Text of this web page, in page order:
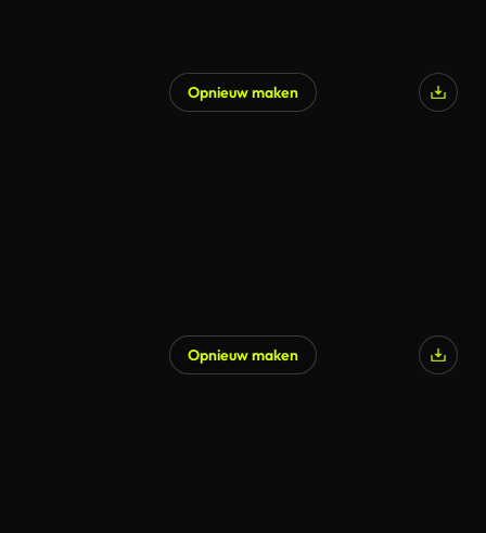
Opnieuw maken
Opnieuw maken